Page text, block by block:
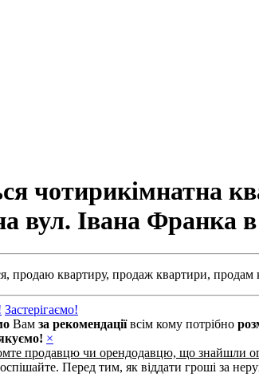
чотирикімнатна
вул. Івана Франка
продаю квартиру, продаж квартири, продам
Застерігаємо!
Вам за рекомендаціївсім кому потрібно
×
продавцю чи орендодавцю, що знайшли
Перед тим, як віддати гроші за